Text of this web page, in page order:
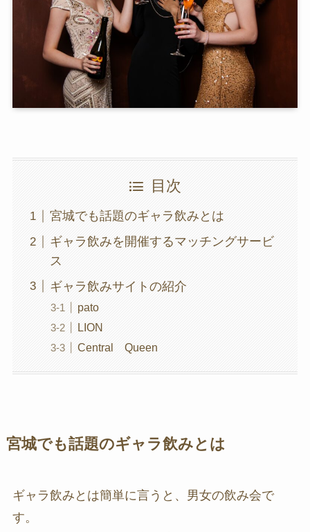
目次
宮城でも話題のギャラ飲みとは
ギャラ飲みを開催するマッチングサービ
ス
ギャラ飲みサイトの紹介
pato
LION
Central Queen
宮城でも話題のギャラ飲みとは
ギャラ飲みとは簡単に言うと、男女の飲み会で
す。